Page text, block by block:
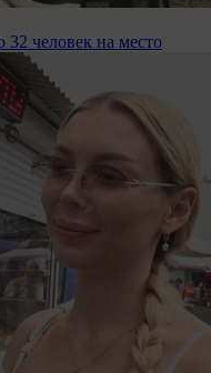
32 человек на место